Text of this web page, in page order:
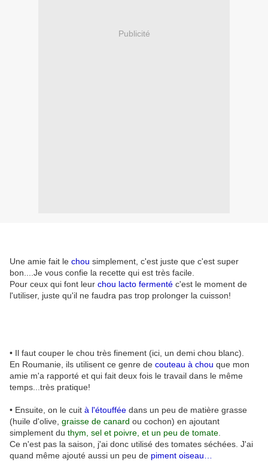
Publicité
Une amie fait le chou simplement, c'est juste que c'est super
bon....Je vous confie la recette qui est très facile.
Pour ceux qui font leur chou lacto fermenté c'est le moment de
l'utiliser, juste qu'il ne faudra pas trop prolonger la cuisson!
• Il faut couper le chou très finement (ici, un demi chou blanc).
En Roumanie, ils utilisent ce genre de couteau à chou que mon
amie m'a rapporté et qui fait deux fois le travail dans le même
temps...très pratique!
• Ensuite, on le cuit à l'étouffée dans un peu de matière grasse
(huile d'olive, graisse de canard ou cochon) en ajoutant
simplement du thym, sel et poivre, et un peu de tomate
Ce n'est pas la saison, j'ai donc utilisé des tomates séchées. J'ai
quand même ajouté aussi un peu de piment oiseau